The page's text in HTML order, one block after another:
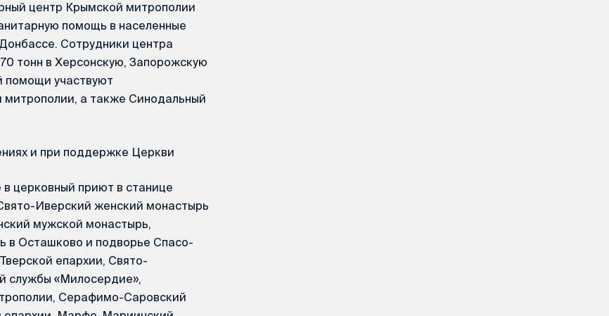
центр Крымской митрополии
помощь в населенные
Сотрудники центра
тонн в Херсонскую, Запорожскую
помощи участвуют
митрополии, а также Синодальный
и при поддержке Церкви
церковный приют в станице
Иверский женский монастырь
мужской монастырь,
в Осташково и подворье Спасо-
епархии, Свято-
службы «Милосердие»,
Серафимо-Саровский